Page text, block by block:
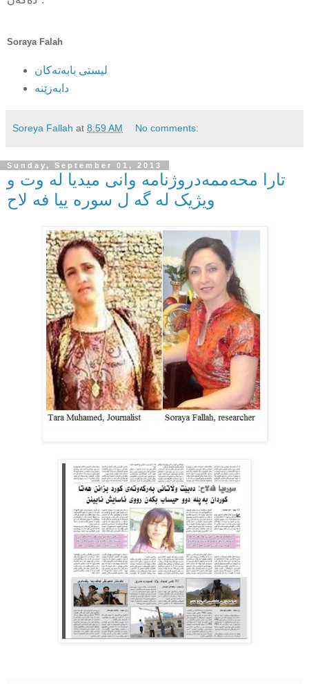
Soraya Falah
لیستی بابه‌ته‌کان
دابه‌زێنه‌
Soreya Fallah at 8:59 AM No comments:
Sunday, September 01, 2013
تارا محه‌ممەدروژنامه وانی میدیا له وت و
ویژیک له گه ل سوره ییا فه لاح